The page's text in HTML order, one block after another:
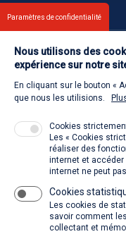
La SACD
Contact
Retour à l'accueil
Venir à la SACD
Paramètres de confidentialité
Nous utilisons des
expérience sur notre
En cliquant sur le bouton «
que nous les utilisions.
Cookies
Les « Cookies
réaliser des
internet et accéder
internet ne peut
Cookies
Les cookies de
savoir comment
collectant et